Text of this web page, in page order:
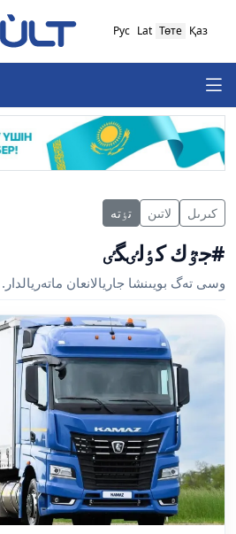
Қаз
Төте
Lat
Рус
كىرىل لاتىن تٶتە
#جٷك كٶلٸگٸ
وسى تەگ بويىنشا جاريالانعان ماتەريالدار.